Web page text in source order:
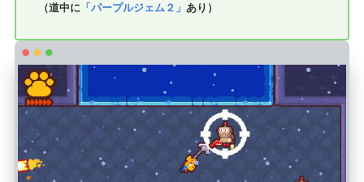
（道中に 「パープルジェム２」 あり）